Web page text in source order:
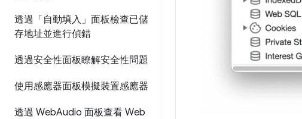
透過「自動填入」面板檢查已儲
存地址並進行偵錯
透過安全性面板瞭解安全性問題
使用感應器面板模擬裝置感應器
透過 WebAudio 面板查看 Web